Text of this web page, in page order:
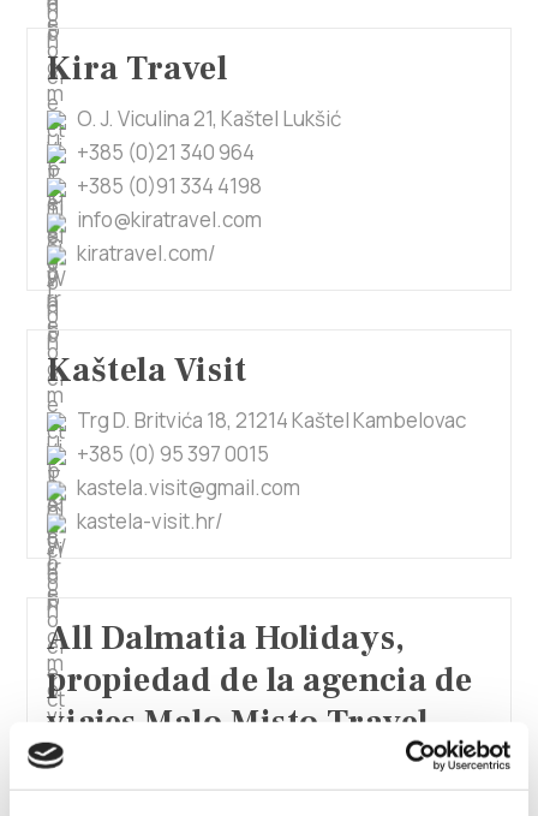
Kira Travel
O. J. Viculina 21, Kaštel Lukšić
+385 (0)21 340 964
+385 (0)91 334 4198
info@kiratravel.com
kiratravel.com/
Kaštela Visit
Trg D. Britvića 18, 21214 Kaštel Kambelovac
+385 (0) 95 397 0015
kastela.visit@gmail.com
kastela-visit.hr/
All Dalmatia Holidays,
propiedad de la agencia de
viajes Malo Misto Travel